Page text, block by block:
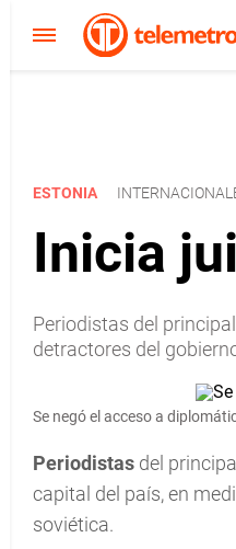
ESTONIA
Inicia
Periodistas del
detractores del
Se negó el acceso a
Periodistas del
capital del país, en
soviética.